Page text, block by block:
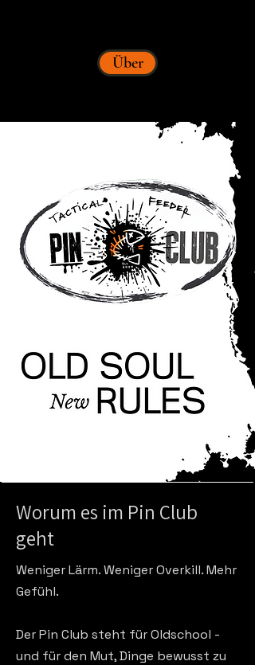
Über
Worum es im Pin Club
geht
Weniger Lärm. Weniger Overkill. Mehr
Gefühl.
Der Pin Club steht fürOldschool -
und für den Mut, Dinge bewusst zu